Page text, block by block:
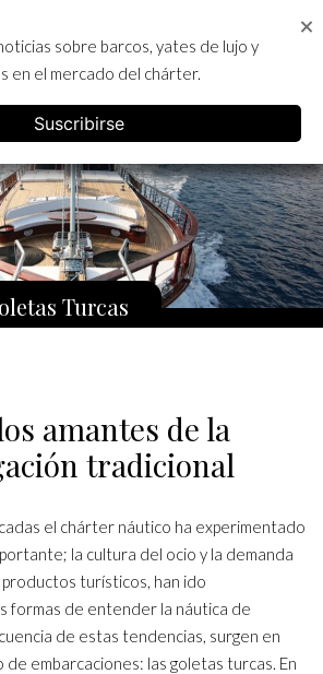
DE YATES EN IBIZA
Turcas
amantes de la
tradicional
el chárter náutico ha experimentado
la cultura del ocio y la demanda
turísticos, han ido
formas de entender la náutica de
de estas tendencias, surgen en
de embarcaciones: las goletas turcas. En
sobre barcos, yates de lujo y
en el mercado del chárter.
Suscribirse